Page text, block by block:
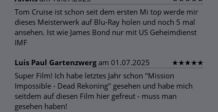
Tom Cruise ist schon seit dem ersten Mi top werde mir
dieses Meisterwerk auf Blu-Ray holen und noch 5 mal
ansehen. Ist wie James Bond nur mit US Geheimdienst
IMF
Luis Paul Gartenzwergam 01.07.2025 ★★★★★
Super Film! Ich habe letztes Jahr schon "Mission
Impossible - Dead Rekoning" gesehen und habe mich
seitdem auf diesen Film hier gefreut - muss man
gesehen haben!